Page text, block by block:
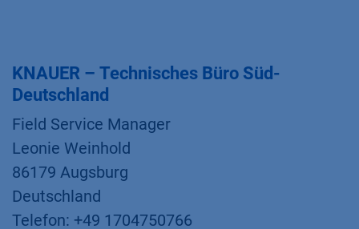
KNAUER – Technisches Büro Süd-
Deutschland
Field Service Manager
Leonie Weinhold
86179 Augsburg
Deutschland
Telefon: +49 1704750766